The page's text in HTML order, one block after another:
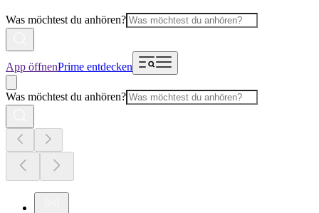
Was möchtest du anhören?
App öffnenPrime entdecken
Was möchtest du anhören?